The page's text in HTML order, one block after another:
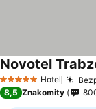
5 KategoriaHotel
Novotel
8,5 Znakomity